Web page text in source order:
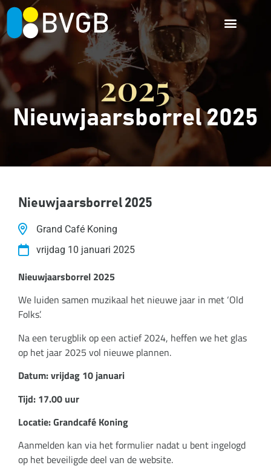
Nieuwjaarsborrel 2025
Nieuwjaarsborrel 2025
Grand Café Koning
vrijdag 10 januari 2025
Nieuwjaarsborrel 2025
We luiden samen muzikaal het nieuwe jaar in met ‘Old
Folks’.
Na een terugblik op een actief 2024, heffen we het glas
op het jaar 2025 vol nieuwe plannen.
Datum: vrijdag 10 januari
Tijd: 17.00 uur
Locatie: Grandcafé Koning
Aanmelden kan via het formulier nadat u bent ingelogd
op het beveiligde deel van de website.